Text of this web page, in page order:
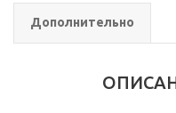
Дополнительно